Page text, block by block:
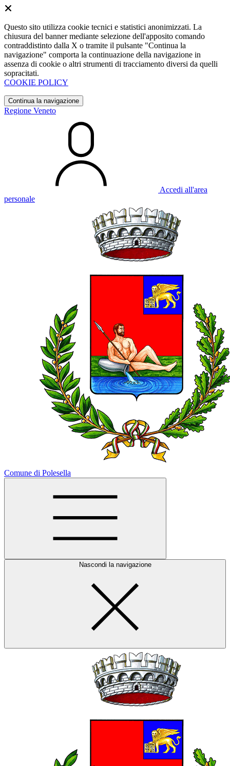
Questo sito utilizza cookie tecnici e statistici anonimizzati. La
chiusura del banner mediante selezione dell'apposito comando
contraddistinto dalla X o tramite il pulsante "Continua la
navigazione" comporta la continuazione della navigazione in
assenza di cookie o altri strumenti di tracciamento diversi da quelli
sopracitati.
COOKIE POLICY
Continua la navigazione
Regione Veneto
Accedi all'area
personale
Comune di Polesella
Nascondi la navigazione